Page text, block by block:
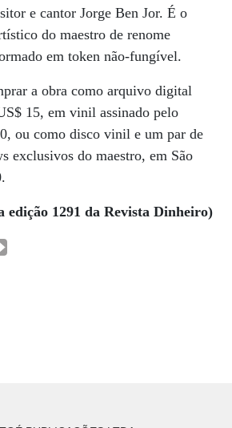
e cantor Jorge Ben Jor. É o
do maestro de renome
em token não-fungível.
a obra como arquivo digital
15, em vinil assinado pelo
ou como disco vinil e um par de
exclusivos do maestro, em São
edição 1291 da Revista Dinheiro)